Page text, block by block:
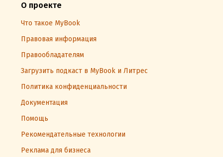
О проекте
Что такое MyBook
Правовая информация
Правообладателям
Загрузить подкаст в MyBook и Литрес
Политика конфиденциальности
Документация
Помощь
Рекомендательные технологии
Реклама для бизнеса